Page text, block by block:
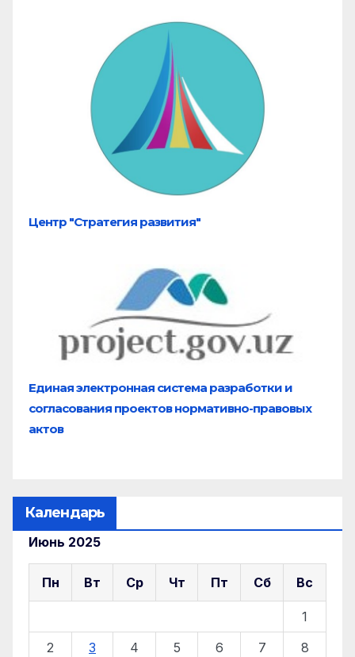
Центр "Стратегия развития"
Единая электронная система разработки и
согласования проектов нормативно-правовых
актов
Календарь
Июнь 2025
Пн Вт Ср Чт Пт Сб Вс
1
2
3 4 5 6 7
8